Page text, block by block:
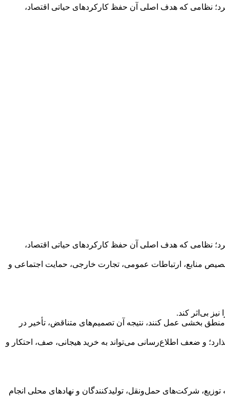
کرد؛ نظامی که هدف اصلی آن حفظ کارکردهای حیاتی اقتصاد،
کرد؛ نظامی که هدف اصلی آن حفظ کارکردهای حیاتی اقتصاد،
منابع، ارتباطات عمومی، تجارت خارجی، حمایت اجتماعی و
بی‌اثر کند.
بخشی عمل کنند، نتیجه آن تصمیم‌های متناقض، تأخیر در
و ضعف اطلاع‌رسانی می‌تواند به خرید هیجانی، صف، احتکار و
توزیع، شرکت‌های حمل‌ونقل، تولیدکنندگان و نهادهای محلی انجام